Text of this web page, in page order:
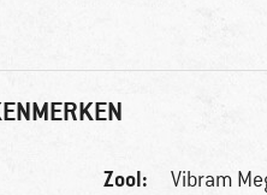
Zool: Vibram